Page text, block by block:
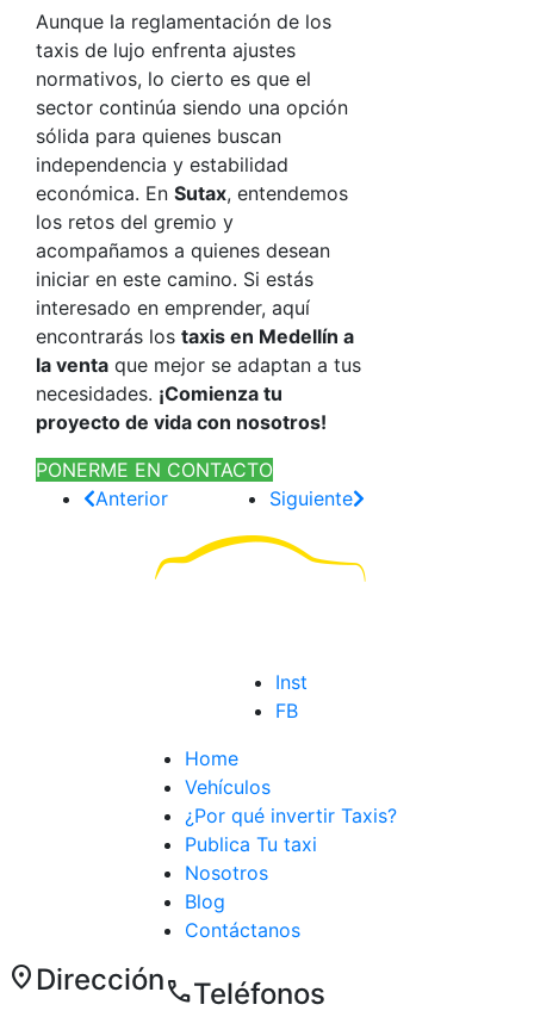
Aunque la reglamentación de los
taxis de lujo enfrenta ajustes
normativos, lo cierto es que el
sector continúa siendo una opción
sólida para quienes buscan
independencia y estabilidad
económica. En Sutax, entendemos
los retos del gremio y
acompañamos a quienes desean
iniciar en este camino. Si estás
interesado en emprender, aquí
encontrarás los taxis en Medellín a
la venta que mejor se adaptan a tus
necesidades. ¡Comienza tu
proyecto de vida con nosotros!
PONERME EN CONTACTO
Anterior
Siguiente
Inst
FB
Home
Vehículos
¿Por qué invertir Taxis?
Publica Tu taxi
Nosotros
Blog
Contáctanos
location_on DireccióncallTeléfonos